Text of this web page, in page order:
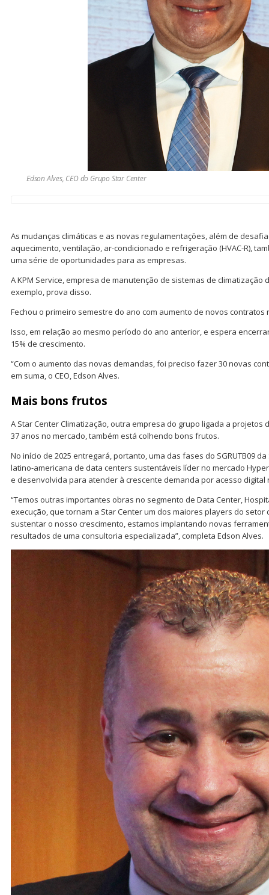
Edson Alves, CEO do Grupo Star Center
As mudanças climáticas e as novas regulamentações, além de
aquecimento, ventilação, ar-condicionado e refrigeração (HVAC-R),
uma série de oportunidades para as empresas.
A KPM Service, empresa de manutenção de sistemas de climatização
exemplo, prova disso.
Fechou o primeiro semestre do ano com aumento de novos contratos
Isso, em relação ao mesmo período do ano anterior, e espera
15% de crescimento.
“Com o aumento das novas demandas, foi preciso fazer 30 novas
em suma, o CEO, Edson Alves.
Mais bons frutos
A Star Center Climatização, outra empresa do grupo ligada a projetos
37 anos no mercado, também está colhendo bons frutos.
No início de 2025 entregará, portanto, uma das fases do SGRUTB09
latino-americana de data centers sustentáveis líder no mercado
e desenvolvida para atender à crescente demanda por acesso digital
“Temos outras importantes obras no segmento de Data Center,
execução, que tornam a Star Center um dos maiores players do setor
sustentar o nosso crescimento, estamos implantando novas
resultados de uma consultoria especializada”, completa Edson Alves.